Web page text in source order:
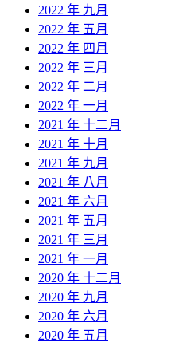
2022 年 九月
2022 年 五月
2022 年 四月
2022 年 三月
2022 年 二月
2022 年 一月
2021 年 十二月
2021 年 十月
2021 年 九月
2021 年 八月
2021 年 六月
2021 年 五月
2021 年 三月
2021 年 一月
2020 年 十二月
2020 年 九月
2020 年 六月
2020 年 五月